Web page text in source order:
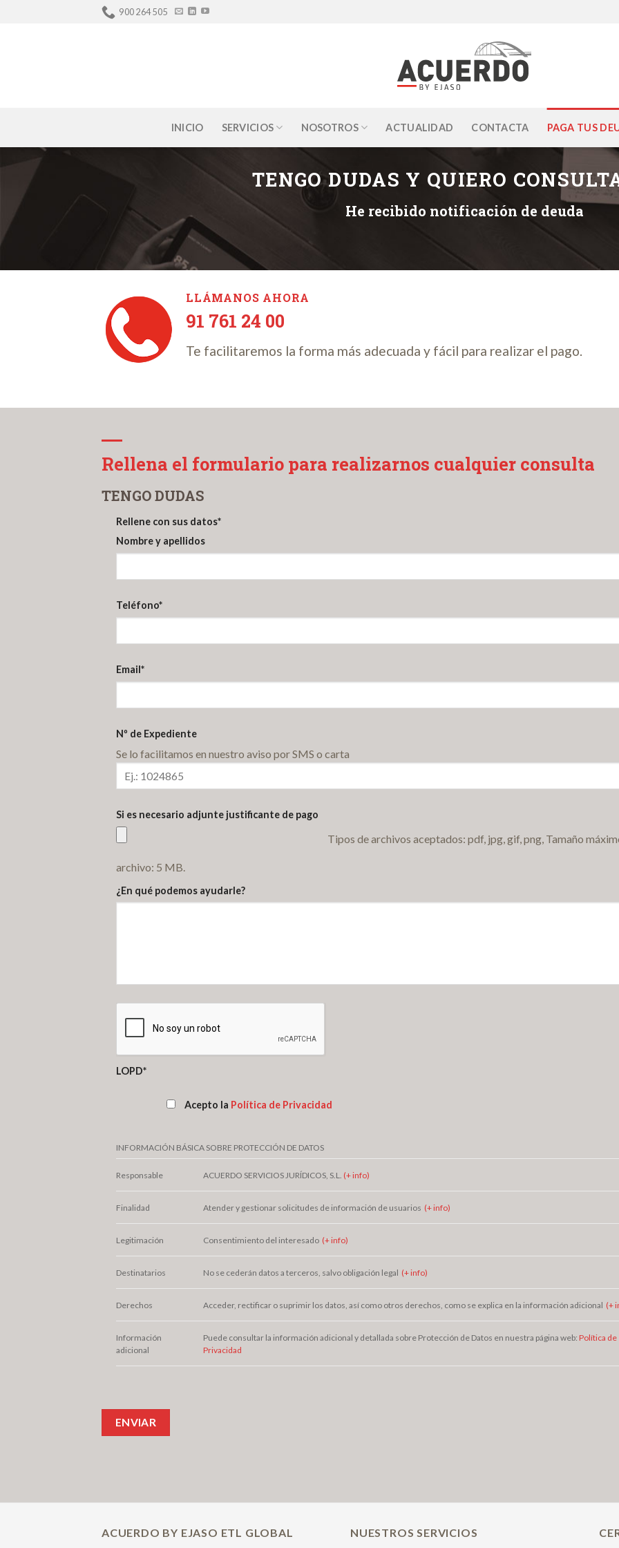
900 264 505
INICIO SERVICIOS NOSOTROS ACTUALIDAD CONTACTA PAGA TUS
TENGO DUDAS Y QUIERO
He recibido notificación de deuda
LLÁMANOS AHORA
91 761 24 00
Te facilitaremos la forma más adecuada y fácil para realizar el pago.
Rellena el formulario para realizarnos cualquier consulta
TENGO DUDAS
Rellene con sus datos*
Nombre y apellidos
Teléfono*
Email*
Nº de Expediente
Se lo facilitamos en nuestro aviso por SMS o carta
Si es necesario adjunte justificante de pago
Tipos de archivos aceptados: pdf, jpg, gif, png, Tamaño
archivo: 5 MB.
¿En qué podemos ayudarle?
LOPD*
Acepto la Política de Privacidad
INFORMACIÓN BÁSICA SOBRE PROTECCIÓN DE DATOS
Responsable ACUERDO SERVICIOS JURÍDICOS, S.L. (+ info)
Finalidad Atender y gestionar solicitudes de información de usuarios (+ info)
Legitimación Consentimiento del interesado (+ info)
Destinatarios No se cederán datos a terceros, salvo obligación legal (+ info)
Derechos Acceder, rectificar o suprimir los datos, así como otros derechos, como se explica en la información adicional (+
Información
adicional
Puede consultar la información adicional y detallada sobre Protección de Datos en nuestra página web: Política de
Privacidad
ACUERDO BY EJASO ETL GLOBAL NUESTROS SERVICIOS